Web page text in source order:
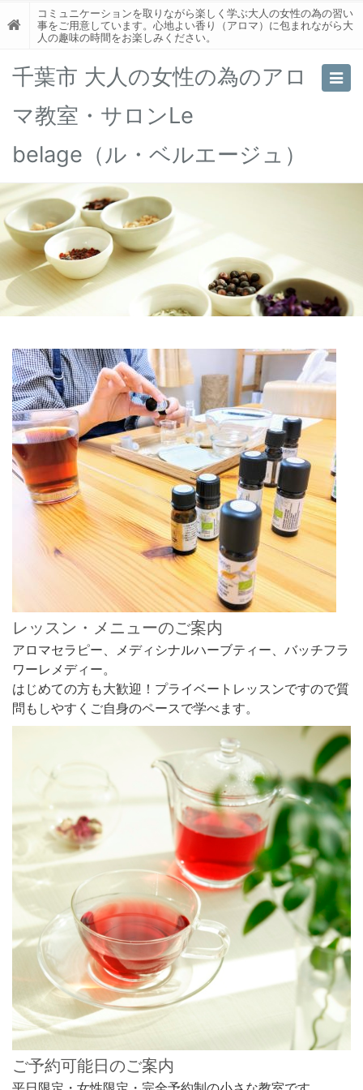
コミュニケーションを取りながら楽しく学ぶ大人の女性の為の習い
事をご用意しています。心地よい香り（アロマ）に包まれながら大
人の趣味の時間をお楽しみください。
千葉市 大人の女性の為のアロ
マ教室・サロンLe
belage（ル・ベルエージュ）
レッスン・メニューのご案内
アロマセラピー、メディシナルハーブティー、バッチフラ
ワーレメディー。
はじめての方も大歓迎！プライベートレッスンですので質
問もしやすくご自身のペースで学べます。
ご予約可能日のご案内